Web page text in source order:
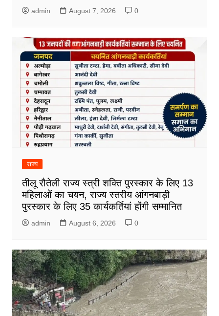
admin August 7, 2026 0
राज्य
तीलू रौतेली राज्य स्त्री शक्ति पुरस्कार के लिए 13
महिलाओं का चयन, राज्य स्तरीय आंगनबाड़ी
पुरस्कार के लिए 35 कार्यकर्तियां होंगी सम्मानित
admin August 6, 2026 0